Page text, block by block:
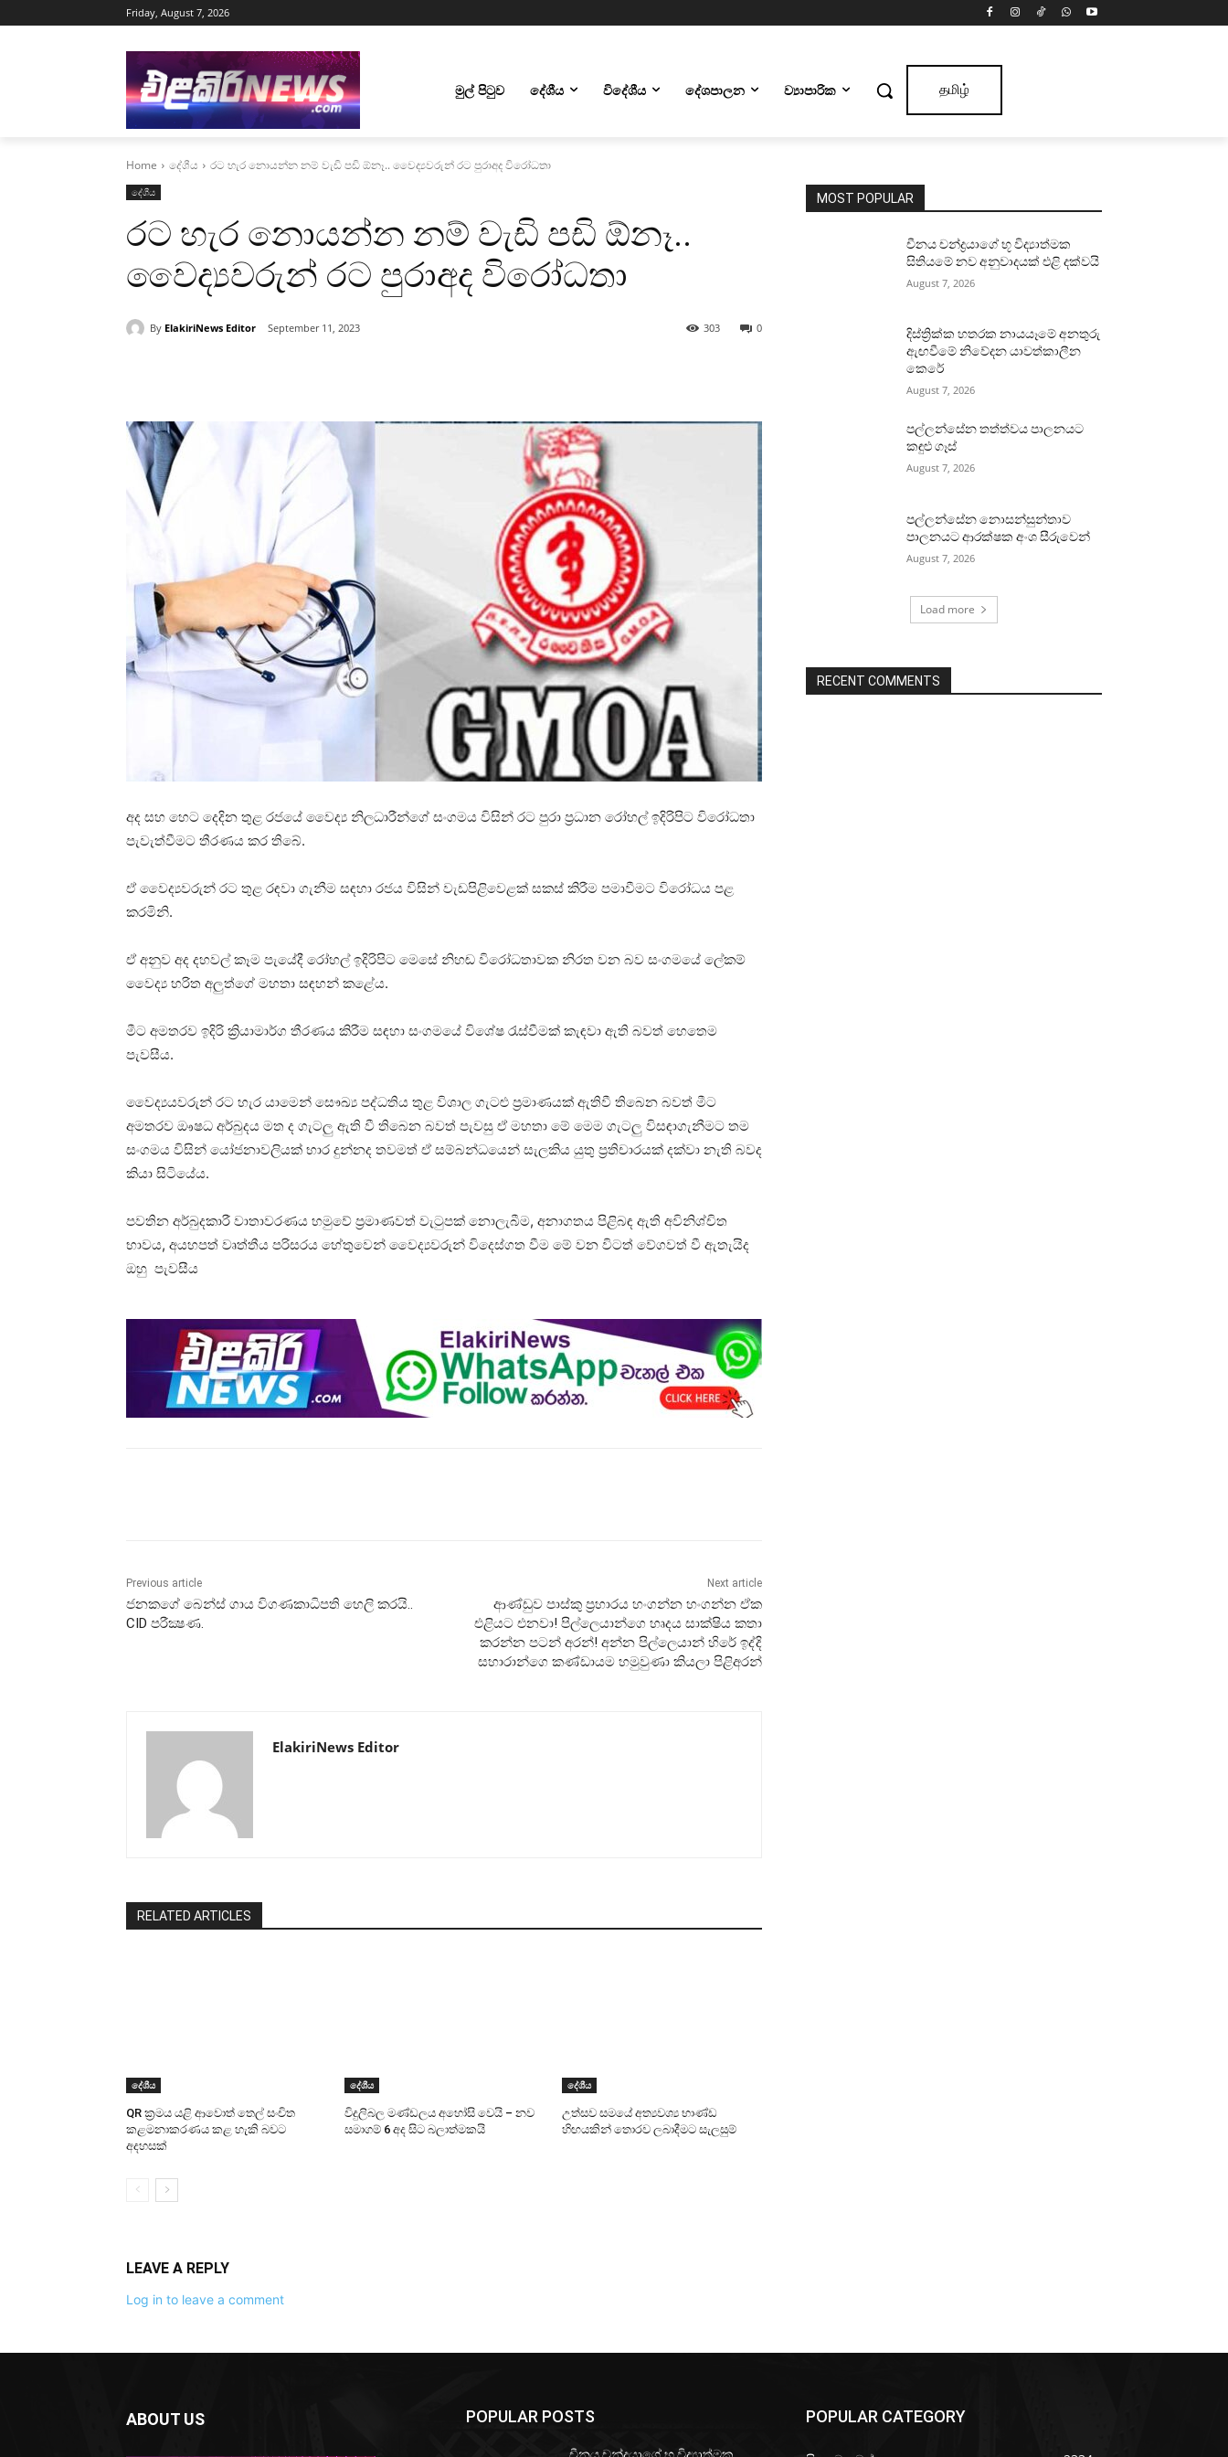
Friday, August 7, 2026
මුල් පිටුව දේශීය විදේශීය දේශපාලන ව්‍යාපාරික தமிழ்
Home දේශීය රට හැර නොයන්න නම් වැඩි පඩි ඕනෑ.. වෛද්‍යවරුන් රට පුරාඅද විරෝධතා
දේශීය
රට හැර නොයන්න නම් වැඩි පඩි ඕනෑ..
වෛද්‍යවරුන් රට පුරාඅද විරෝධතා
By ElakiriNews Editor September 11, 2023 0
303
අද සහ හෙට දෙදින තුළ රජයේ වෛද්‍ය නිලධාරීන්ගේ සංගමය විසින් රට පුරා ප‍්‍රධාන රෝහල් ඉදිරිපිට විරෝධතා
පැවැත්වීමට තීරණය කර තිබේ.
ඒ වෛද්‍යවරුන් රට තුළ රඳවා ගැනීම සඳහා රජය විසින් වැඩපිළිවෙළක් සකස් කිරීම පමාවීමට විරෝධය පළ
කරමිනි.
ඒ අනුව අද දහවල් කෑම පැයේදී රෝහල් ඉදිරිපිට මෙසේ නිහඬ විරෝධතාවක නිරත වන බව සංගමයේ ලේකම්
වෛද්‍ය හරිත අලුත්ගේ මහතා සඳහන් කළේය.
මීට අමතරව ඉදිරි ක්‍රියාමාර්ග තීරණය කිරීම සඳහා සංගමයේ විශේෂ රැස්වීමක් කැඳවා ඇති බවත් හෙතෙම
පැවසීය.
වෛද්‍යයවරුන් රට හැර යාමෙන් සෞඛ්‍ය පද්ධතිය තුළ විශාල ගැටළු ප්‍රමාණයක් ඇතිවී තිබෙන බවත් මීට
අමතරව ඖෂධ අර්බුදය මත ද ගැටලු ඇති වී තිබෙන බවත් පැවසු ඒ මහතා මේ මෙම ගැටලු විසඳාගැනීමට තම
සංගමය විසින් යෝජනාවලියක් භාර දුන්නද තවමත් ඒ සම්බන්ධයෙන් සැලකිය යුතු ප්‍රතිචාරයක් දක්වා නැති බවද
කියා සිටියේය.
පවතින අර්බුදකාරී වාතාවරණය හමුවේ ප්‍රමාණවත් වැටුපක් නොලැබීම, අනාගතය පිළිබඳ ඇති අවිනිශ්චිත
භාවය, අයහපත් වෘත්තීය පරිසරය හේතුවෙන් වෛද්‍යවරුන් විදෙස්ගත වීම මේ වන විටත් වේගවත් වී ඇතැයිද
ඔහු පැවසීය
Previous article
ජනකගේ බෙන්ස් ගාය විගණකාධිපති හෙලි කරයි..
CID පරීක්‍ෂණ.
Next article
ආණ්ඩුව පාස්කු ප්‍රහාරය හංගන්න හංගන්න ඒක
එළියට එනවා! පිල්ලෙයාන්ගෙ හෘදය සාක්ෂිය කතා
කරන්න පටන් අරන්! අන්න පිල්ලෙයාන් හිරේ ඉද්දි
සහාරාන්ගෙ කණ්ඩායම හමුවුණා කියලා පිළිඅරන්
ElakiriNews Editor
RELATED ARTICLES
දේශීය
QR ක්‍රමය යළි ආවොත් තෙල් සංචිත
කළමනාකරණය කළ හැකි බවට
අදහසක්
දේශීය
විදුලිබල මණ්ඩලය අහෝසි වෙයි – නව
සමාගම් 6 අද සිට බලාත්මකයි
දේශීය
උත්සව සමයේ අත්‍යවශ්‍ය භාණ්ඩ
හිඟයකින් තොරව ලබාදීමට සැලසුම්
LEAVE A REPLY
Log in to leave a comment
MOST POPULAR
චීනය චන්ද්‍රයාගේ භූ විද්‍යාත්මක
සිතියමේ නව අනුවාදයක් එළි දක්වයි
August 7, 2026
දිස්ත්‍රික්ක හතරක නායයෑමේ අනතුරු
ඇඟවීමේ නිවේදන යාවත්කාලීන
කෙරේ
August 7, 2026
පල්ලන්සේන තත්ත්වය පාලනයට
කඳුළු ගෑස්
August 7, 2026
පල්ලන්සේන නොසන්සුන්තාව
පාලනයට ආරක්ෂක අංශ සීරුවෙන්
August 7, 2026
Load more
RECENT COMMENTS
ABOUT US POPULAR POSTS
චීනය චන්ද්‍රයාගේ භූ විද්‍යාත්මක
POPULAR CATEGORY